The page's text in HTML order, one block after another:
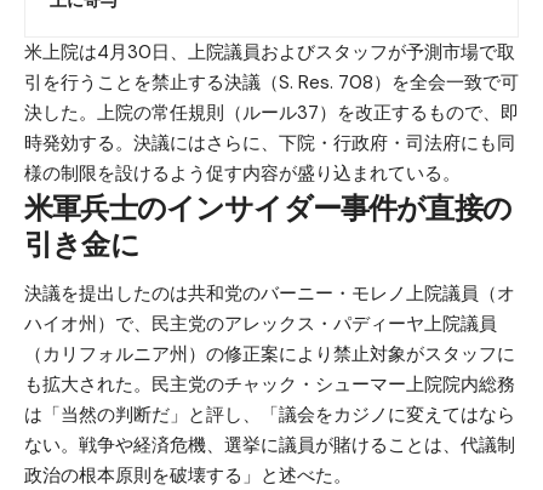
米上院は4月30日、上院議員およびスタッフが予測市場で取
引を行うことを禁止する決議（S. Res. 708）を全会一致で可
決した。上院の常任規則（ルール37）を改正するもので、即
時発効する。決議にはさらに、下院・行政府・司法府にも同
様の制限を設けるよう促す内容が盛り込まれている。
米軍兵士のインサイダー事件が直接の
引き金に
決議を提出したのは共和党のバーニー・モレノ上院議員（オ
ハイオ州）で、民主党のアレックス・パディーヤ上院議員
（カリフォルニア州）の修正案により禁止対象がスタッフに
も拡大された。民主党のチャック・シューマー上院院内総務
は「当然の判断だ」と評し、「議会をカジノに変えてはなら
ない。戦争や経済危機、選挙に議員が賭けることは、代議制
政治の根本原則を破壊する」と述べた。